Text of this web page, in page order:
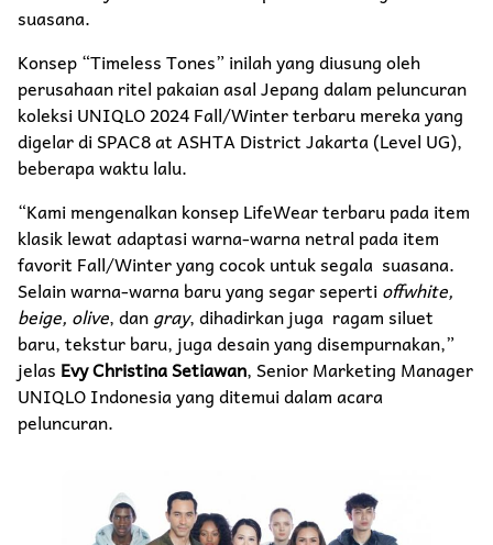
suasana.
Konsep “Timeless Tones” inilah yang diusung oleh
perusahaan ritel pakaian asal Jepang dalam peluncuran
koleksi UNIQLO 2024 Fall/Winter terbaru mereka yang
digelar di SPAC8 at ASHTA District Jakarta (Level UG),
beberapa waktu lalu.
“Kami mengenalkan konsep LifeWear terbaru pada item
klasik lewat adaptasi warna-warna netral pada item
favorit Fall/Winter yang cocok untuk segala suasana.
Selain warna-warna baru yang segar seperti offwhite,
beige, olive, dangray, dihadirkan juga ragam siluet
baru, tekstur baru, juga desain yang disempurnakan,”
jelas Evy Christina Setiawan, Senior Marketing Manager
UNIQLO Indonesia yang ditemui dalam acara
peluncuran.